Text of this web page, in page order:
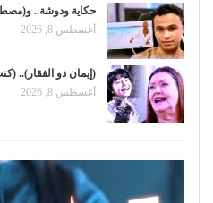
حكاية ودوشة..
أغسطس 8, 2026
(إيمان ذو الفقار)..
أغسطس 8, 2026